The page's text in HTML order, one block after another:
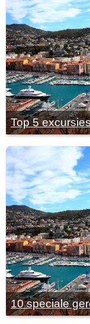
Top 5
10 speciale